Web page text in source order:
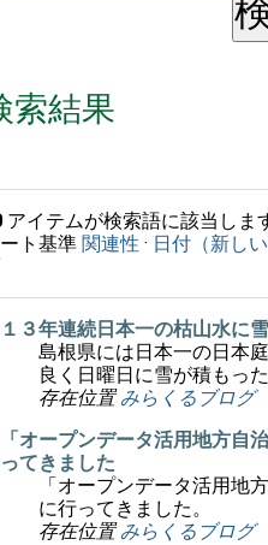
索結果
アイテムが検索語に該当しま
ト基準 関連性 · 日付（新し
１３年連続日本一の枯山水に雪
島根県には日本一の日本
良く日曜日に雪が積もった
存在位置 みらくるブログ
「オープンデータ活用地方自
ってきました
「オープンデータ活用地
に行ってきました。
存在位置 みらくるブログ